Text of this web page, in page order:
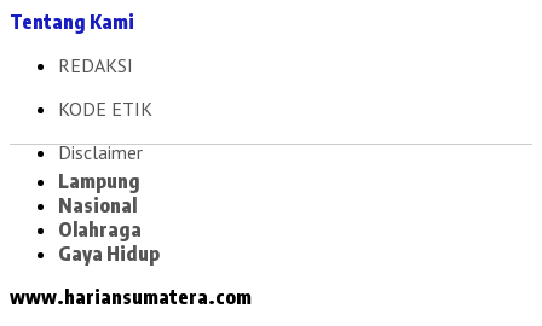
Tentang Kami
REDAKSI
KODE ETIK
Disclaimer
Lampung
Nasional
Olahraga
Gaya Hidup
www.hariansumatera.com